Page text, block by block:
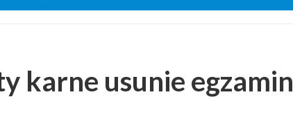
karne usunie egzamin